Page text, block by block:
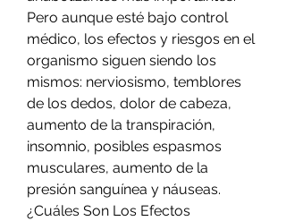
Pero aunque esté bajo control
médico, los efectos y riesgos en el
organismo siguen siendo los
mismos: nerviosismo, temblores
de los dedos, dolor de cabeza,
aumento de la transpiración,
insomnio, posibles espasmos
musculares, aumento de la
presión sanguínea y náuseas.
¿Cuáles Son Los Efectos